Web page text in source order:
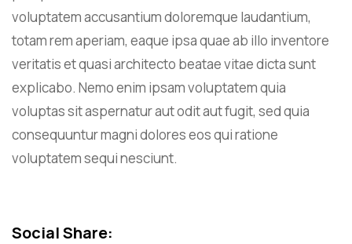
voluptatem accusantium doloremque laudantium,
totam rem aperiam, eaque ipsa quae ab illo inventore
veritatis et quasi architecto beatae vitae dicta sunt
explicabo. Nemo enim ipsam voluptatem quia
voluptas sit aspernatur aut odit aut fugit, sed quia
consequuntur magni dolores eos qui ratione
voluptatem sequi nesciunt.
Social Share: